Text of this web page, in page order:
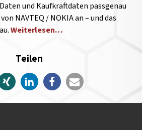
und Kaufkraftdaten passgenau
NAVTEQ / NOKIA an – und das
Weiterlesen…
Teilen